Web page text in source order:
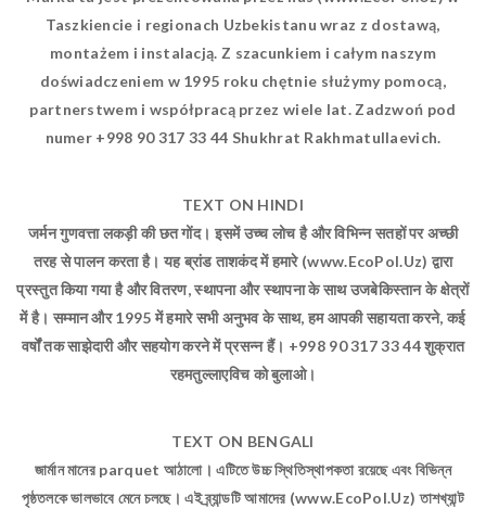
Taszkiencie i regionach Uzbekistanu wraz z dostawą,
montażem i instalacją. Z szacunkiem i całym naszym
doświadczeniem w 1995 roku chętnie służymy pomocą,
partnerstwem i współpracą przez wiele lat. Zadzwoń pod
numer +998 90 317 33 44 Shukhrat Rakhmatullaevich.
TEXT ON HINDI
जर्मन गुणवत्ता लकड़ी की छत गोंद। इसमें उच्च लोच है और विभिन्न सतहों पर अच्छी
तरह से पालन करता है। यह ब्रांड ताशकंद में हमारे (www.EcoPol.Uz) द्वारा
प्रस्तुत किया गया है और वितरण, स्थापना और स्थापना के साथ उजबेकिस्तान के क्षेत्रों
में है। सम्मान और 1995 में हमारे सभी अनुभव के साथ, हम आपकी सहायता करने, कई
वर्षों तक साझेदारी और सहयोग करने में प्रसन्न हैं। +998 90 317 33 44 शुक्रात
रहमतुल्लाएविच को बुलाओ।
TEXT ON BENGALI
জার্মান মানের parquet আঠালো। এটিতে উচ্চ স্থিতিস্থাপকতা রয়েছে এবং বিভিন্ন
পৃষ্ঠতলকে ভালভাবে মেনে চলছে। এই ব্র্যান্ডটি আমাদের (www.EcoPol.Uz) তাশখ্যান্ট